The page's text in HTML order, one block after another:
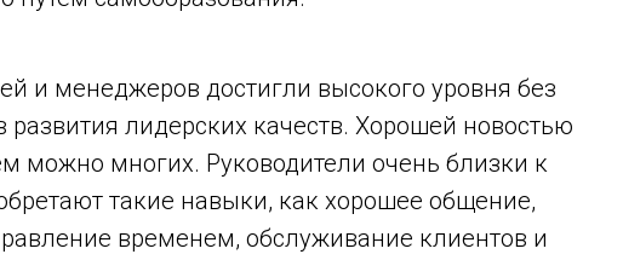
и менеджеров достигли высокого уровня без
лидерских качеств. Хорошей новостью
можно многих. Руководители очень близки к
такие навыки, как хорошее общение,
временем, обслуживание клиентов и